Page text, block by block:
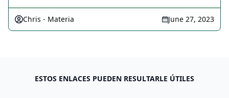
Chris - Materia June 27, 2023
ESTOS ENLACES PUEDEN RESULTARLE ÚTILES